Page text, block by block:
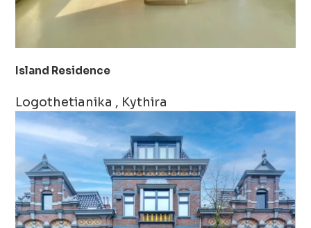
Island Residence
Logothetianika , Kythira